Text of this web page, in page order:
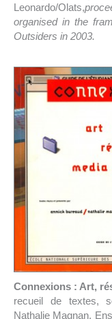
Leonardo/Olats,
organised in the
Outsiders in 2003.
Connexions : Art,
recueil de textes,
Nathalie Magnan,